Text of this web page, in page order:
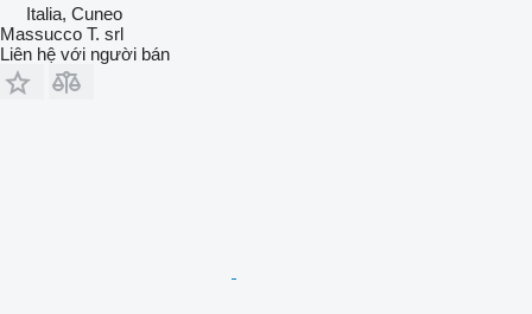
Italia, Cuneo
Massucco T. srl
Liên hệ với người bán